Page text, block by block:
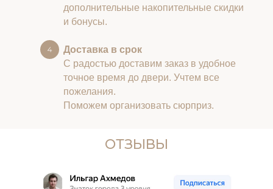
дополнительные накопительные скидки
и бонусы.
Доставка в срок
С радостью доставим заказ в удобное
точное время до двери. Учтем все
пожелания.
Поможем организовать сюрприз.
ОТЗЫВЫ